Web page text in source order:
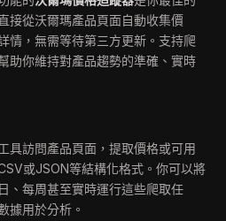
接從沃爾瑪產品頁面自動收集價
情，無需等待第三方更新。支持爬
助你維持對產品趨勢的準確、實時
具訪問產品頁面，提取價格或可用
或JSON等結構化格式。你可以將
、每周甚至實時運行這些爬取任
據用於分析。